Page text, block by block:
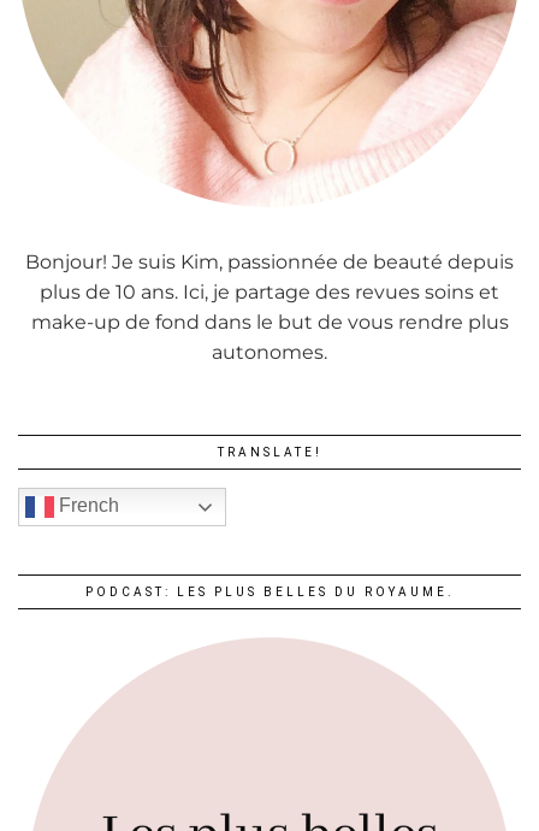
Bonjour! Je suis Kim, passionnée de beauté depuis
plus de 10 ans. Ici, je partage des revues soins et
make-up de fond dans le but de vous rendre plus
autonomes.
TRANSLATE!
French
PODCAST: LES PLUS BELLES DU ROYAUME.